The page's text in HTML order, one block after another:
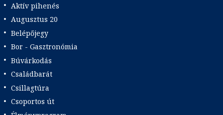
Aktív pihenés
Augusztus 20
Belépőjegy
Bor - Gasztronómia
Búvárkodás
Családbarát
Csillagtúra
Csoportos út